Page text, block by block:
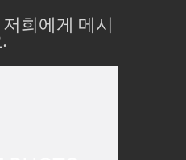
희에게 메시